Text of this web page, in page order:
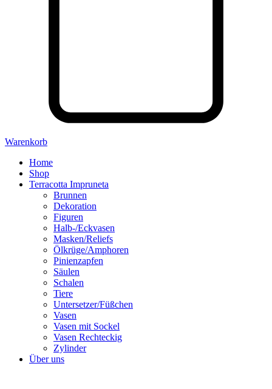
Warenkorb
Home
Shop
Terracotta Impruneta
Brunnen
Dekoration
Figuren
Halb-/Eckvasen
Masken/Reliefs
Ölkrüge/Amphoren
Pinienzapfen
Säulen
Schalen
Tiere
Untersetzer/Füßchen
Vasen
Vasen mit Sockel
Vasen Rechteckig
Zylinder
Über uns